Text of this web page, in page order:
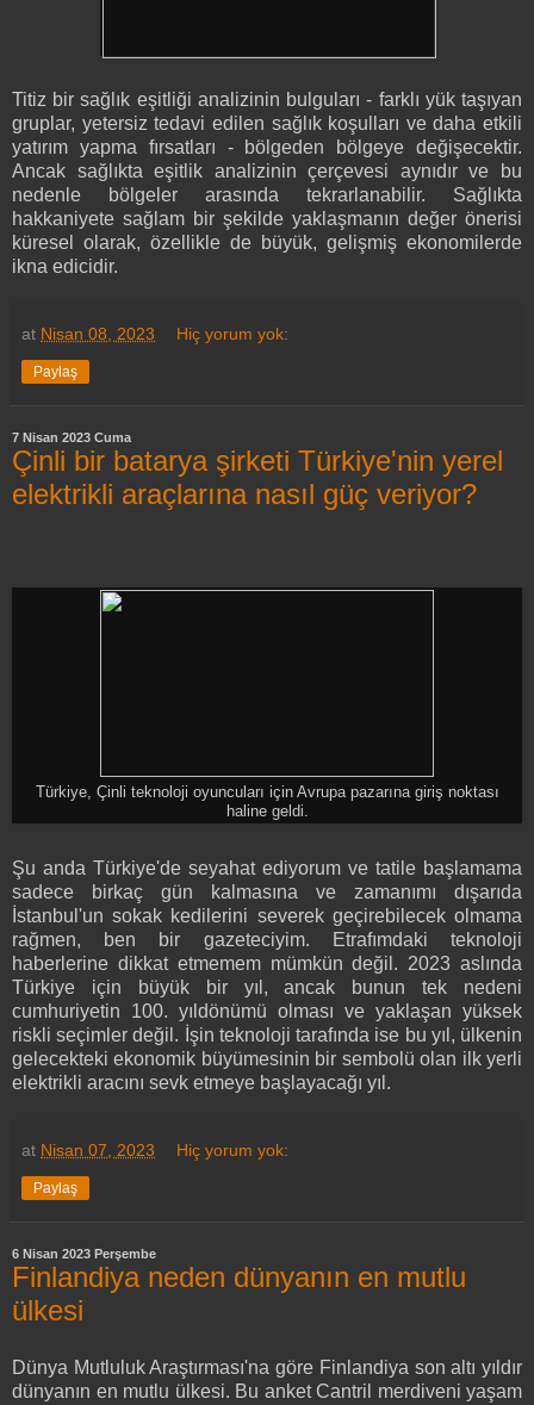
Titiz bir sağlık eşitliği analizinin bulguları - farklı yük taşıyan
gruplar, yetersiz tedavi edilen sağlık koşulları ve daha etkili
yatırım yapma fırsatları - bölgeden bölgeye değişecektir.
Ancak sağlıkta eşitlik analizinin çerçevesi aynıdır ve bu
nedenle bölgeler arasında tekrarlanabilir. Sağlıkta
hakkaniyete sağlam bir şekilde yaklaşmanın değer önerisi
küresel olarak, özellikle de büyük, gelişmiş ekonomilerde
ikna edicidir.
at Nisan 08, 2023 Hiç yorum yok:
Paylaş
7 Nisan 2023 Cuma
Çinli bir batarya şirketi Türkiye'nin yerel
elektrikli araçlarına nasıl güç veriyor?
Türkiye, Çinli teknoloji oyuncuları için Avrupa pazarına giriş noktası
haline geldi.
Şu anda Türkiye'de seyahat ediyorum ve tatile başlamama
sadece birkaç gün kalmasına ve zamanımı dışarıda
İstanbul'un sokak kedilerini severek geçirebilecek olmama
rağmen, ben bir gazeteciyim. Etrafımdaki teknoloji
haberlerine dikkat etmemem mümkün değil. 2023 aslında
Türkiye için büyük bir yıl, ancak bunun tek nedeni
cumhuriyetin 100. yıldönümü olması ve yaklaşan yüksek
riskli seçimler değil. İşin teknoloji tarafında ise bu yıl, ülkenin
gelecekteki ekonomik büyümesinin bir sembolü olan ilk yerli
elektrikli aracını sevk etmeye başlayacağı yıl.
at Nisan 07, 2023 Hiç yorum yok:
Paylaş
6 Nisan 2023 Perşembe
Finlandiya neden dünyanın en mutlu
ülkesi
Dünya Mutluluk Araştırması'na göre Finlandiya son altı yıldır
dünyanın en mutlu ülkesi. Bu anket Cantril merdiveni yaşam